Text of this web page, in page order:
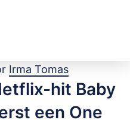
Irma Tomas
hit Baby
een One